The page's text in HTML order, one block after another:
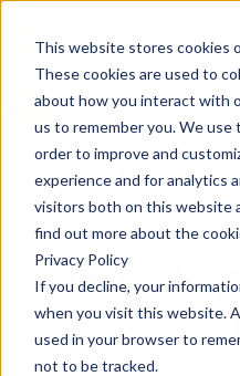
This website stores cookies
These cookies are used to
about how you interact with
us to remember you. We use
order to improve and
experience and for analytics
visitors both on this website
find out more about the
Privacy Policy
If you decline, your
when you visit this website.
used in your browser to
not to be tracked.